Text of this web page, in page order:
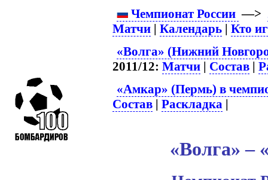
Чемпионат России —>
Матчи |Календарь |Кто
«Волга» (Нижний
2011/12:Матчи | Состав |
«Амкар» (Пермь) в
Состав |Раскладка |
«Волга» –